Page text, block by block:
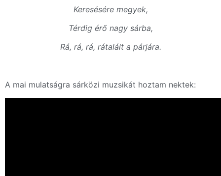
Keresésére megyek,
Térdig érő nagy sárba,
Rá, rá, rá, rátalált a párjára.
A mai mulatságra sárközi muzsikát hoztam nektek: